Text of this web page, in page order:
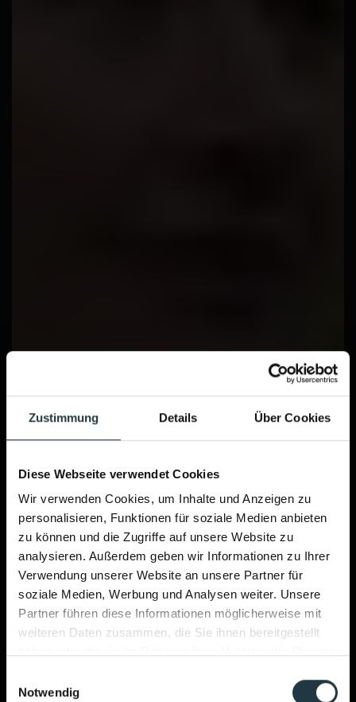
Zustimmung Details Über Cookies
Diese Webseite verwendet Cookies
Wir verwenden Cookies, um Inhalte und Anzeigen zu
personalisieren, Funktionen für soziale Medien anbieten
zu können und die Zugriffe auf unsere Website zu
analysieren. Außerdem geben wir Informationen zu Ihrer
Verwendung unserer Website an unsere Partner für
soziale Medien, Werbung und Analysen weiter. Unsere
Partner führen diese Informationen möglicherweise mit
weiteren Daten zusammen, die Sie ihnen bereitgestellt
Notwendig